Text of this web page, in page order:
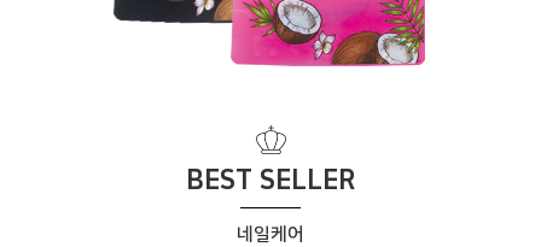
BEST SELLER
네일케어